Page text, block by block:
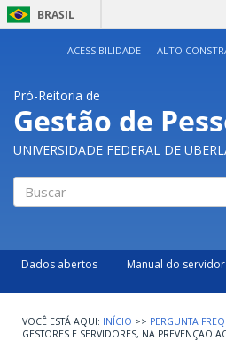
BRASIL
ACESSIBILIDADE ALTO
Pró-Reitoria de
Gestão de
UNIVERSIDADE FEDERAL DE
Dados abertos Manual do servidor
INÍCIO >> PERGUNTA
GESTORES E SERVIDORES, NA PREVENÇÃO